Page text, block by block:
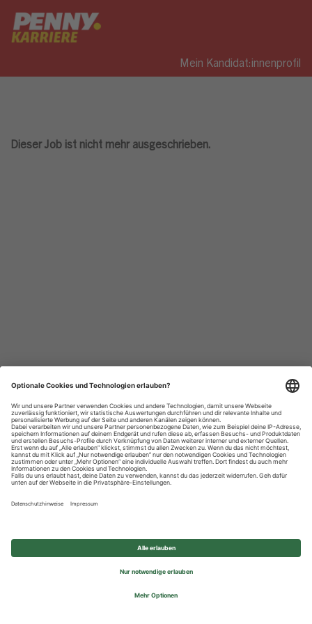
Mein Kandidat:innenprofil
Dieser Job ist nicht mehr ausgeschrieben.
Datenschutzhinweise
Impressum
Privatsphäre-Einstellungen
© 2026 REWE Group - All rights reserved